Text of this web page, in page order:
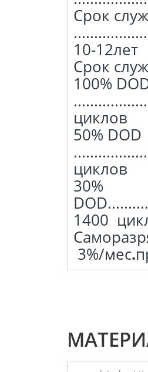
Срок
10-12лет
Срок
100%
циклов
50% DOD
циклов
30%
1400
3%/мес.